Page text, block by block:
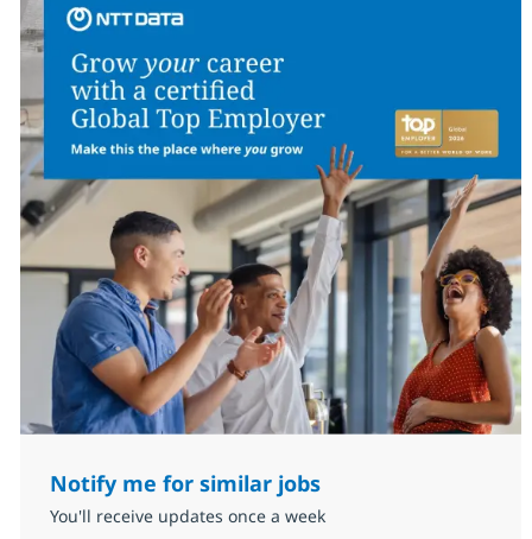
Notify me for similar jobs
You'll receive updates once a week